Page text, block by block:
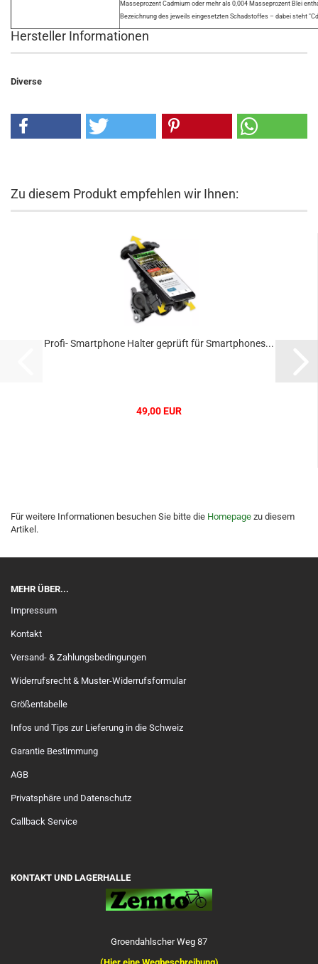
Masseprozent Cadmium oder mehr als 0,004 Masseprozent Blei
Bezeichnung des jeweils eingesetzten Schadstoffes – dabei steht
Hersteller Informationen
Diverse
Zu diesem Produkt empfehlen wir Ihnen:
Profi- Smartphone Halter geprüft für Smartphones...
49,00 EUR
Für weitere Informationen besuchen Sie bitte die Homepage zu diesem
Artikel.
MEHR ÜBER...
Impressum
Kontakt
Versand- & Zahlungsbedingungen
Widerrufsrecht & Muster-Widerrufsformular
Größentabelle
Infos und Tips zur Lieferung in die Schweiz
Garantie Bestimmung
AGB
Privatsphäre und Datenschutz
Callback Service
KONTAKT UND LAGERHALLE
Groendahlscher Weg 87